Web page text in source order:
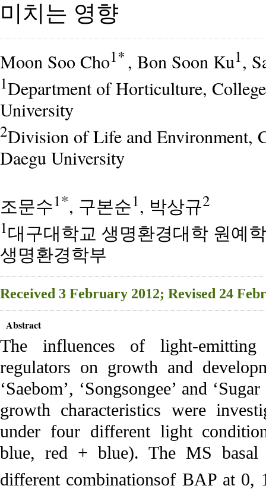
미치는 영향
Moon Soo Cho1* , Bon Soon Ku1,
1Department of Horticulture,
University
2Division of Life and Environment,
Daegu University
조문수1*, 구본순1, 박상규2
1대구대학교 생명환경대학 원예
생명환경학부
Received 3 February 2012; Revised 24
Abstract
The influences of light-
regulators on growth and
‘Saebom’, ‘Songsongee’ and
growth characteristics were
under four different light
blue, red + blue). The MS basal
different combinationsof BAP at 0,